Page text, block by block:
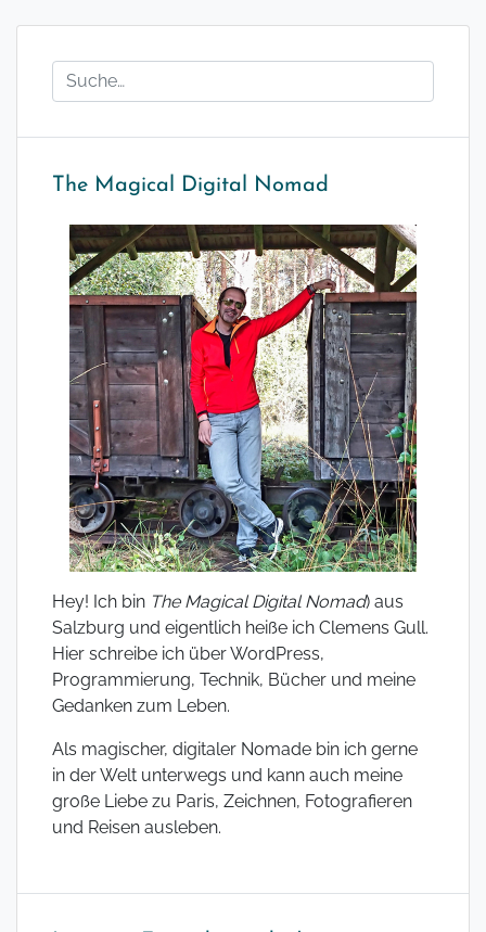
The Magical Digital Nomad
Hey! Ich bin The Magical Digital Nomad) aus
Salzburg und eigentlich heiße ich Clemens Gull.
Hier schreibe ich über WordPress,
Programmierung, Technik, Bücher und meine
Gedanken zum Leben.
Als magischer, digitaler Nomade bin ich gerne
in der Welt unterwegs und kann auch meine
große Liebe zu Paris, Zeichnen, Fotografieren
und Reisen ausleben.